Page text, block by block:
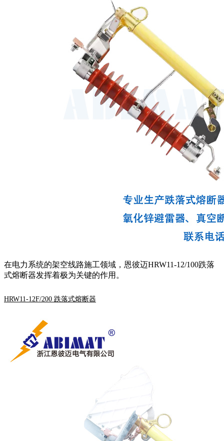
在电力系统的架空线路施工领域，恩彼迈HRW11-12/100跌落
式熔断器发挥着极为关键的作用。
HRW11-12F/200 跌落式熔断器